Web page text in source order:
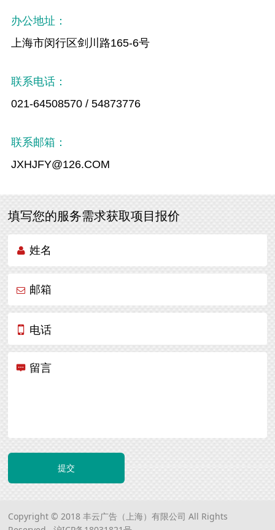
办公地址：
上海市闵行区剑川路165-6号
联系电话：
021-64508570 / 54873776
联系邮箱：
JXHJFY@126.COM
填写您的服务需求获取项目报价
姓名
邮箱
电话
留言
提交
Copyright © 2018 丰云广告（上海）有限公司 All Rights